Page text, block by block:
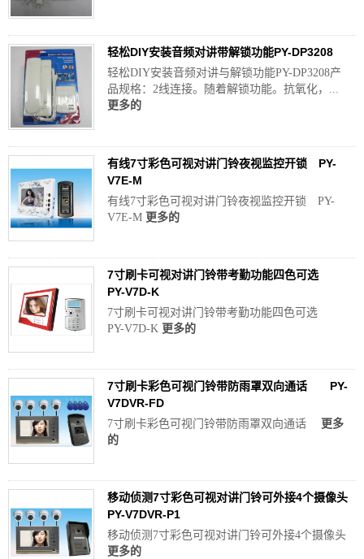
轻松DIY安装音频对讲带解锁功能PY-DP3208
轻松DIY安装音频对讲与解锁功能PY-DP3208产
品规格：2线连接。随着解锁功能。抗氧化，...
更多的
有线7寸彩色可视对讲门铃夜视监控开锁 PY-
V7E-M
有线7寸彩色可视对讲门铃夜视监控开锁 PY-
V7E-M 更多的
7寸刷卡可视对讲门铃带考勤功能四色可选
PY-V7D-K
7寸刷卡可视对讲门铃带考勤功能四色可选
PY-V7D-K 更多的
7寸刷卡彩色可视门铃带防雨罩双向通话 PY-
V7DVR-FD
7寸刷卡彩色可视门铃带防雨罩双向通话
更多
的
移动侦测7寸彩色可视对讲门铃可外接4个摄像头
PY-V7DVR-P1
移动侦测7寸彩色可视对讲门铃可外接4个摄像头
更多的